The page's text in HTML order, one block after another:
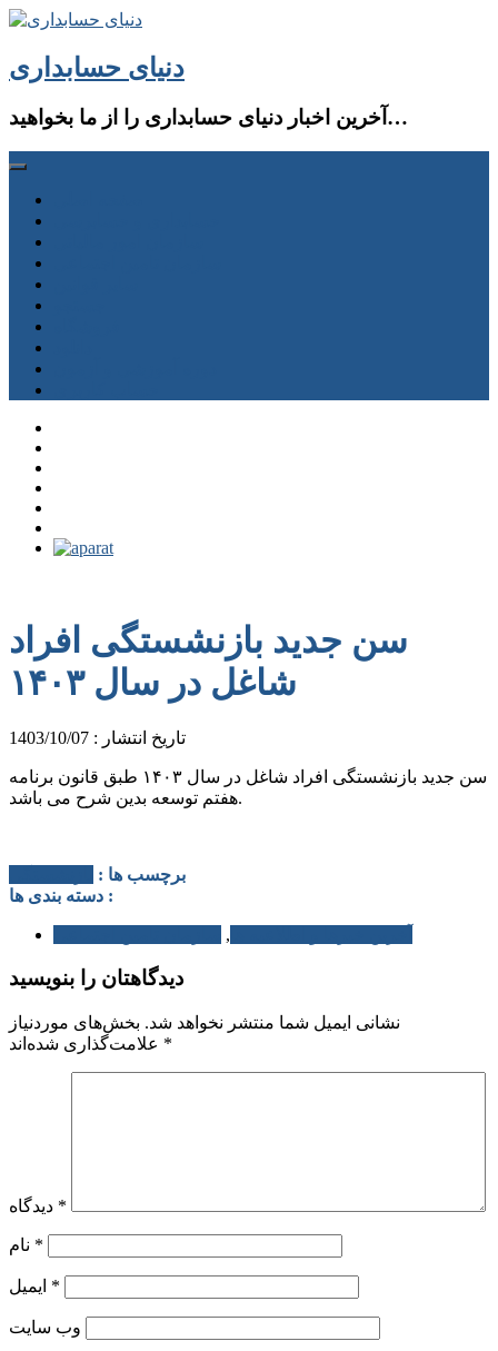
دنیای حسابداری
آخرین اخبار دنیای حسابداری را از ما بخواهید…
سن جدید بازنشستگی افراد
شاغل در سال ۱۴۰۳
تاریخ انتشار : 1403/10/07
سن جدید بازنشستگی افراد شاغل در سال ۱۴۰۳ طبق قانون برنامه
هفتم توسعه بدین شرح می باشد.
برچسب ها :
دسته بندی ها :
,
دیدگاهتان را بنویسید
نشانی ایمیل شما منتشر نخواهد شد. بخش‌های موردنیاز
*
*
*
*
وب‌ سایت